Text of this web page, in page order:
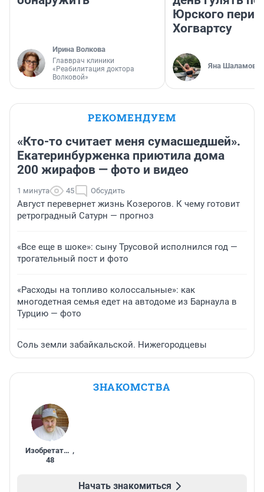
Ирина Волкова
Главврач клиники
«Реабилитация доктора
Волковой»
Юрского
Хогвартсу
Яна Шаламова
РЕКОМЕНДУЕМ
«Кто-то считает меня сумасшедшей».
Екатеринбурженка приютила дома
200 жирафов — фото и видео
1 минута 45 Обсудить
Август перевернет жизнь Козерогов. К чему готовит
ретроградный Сатурн — прогноз
«Все еще в шоке»: сыну Трусовой исполнился год —
трогательный пост и фото
«Расходы на топливо колоссальные»: как
многодетная семья едет на автодоме из Барнаула в
Турцию — фото
Соль земли забайкальской. Нижегородцевы
ЗНАКОМСТВА
Изобретатель ,
48
Начать знакомиться